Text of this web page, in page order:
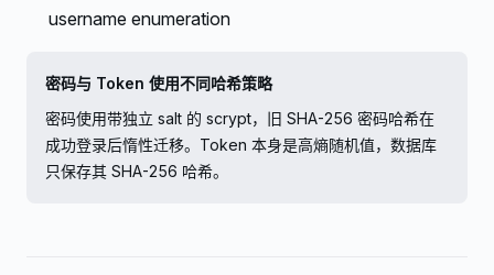
username enumeration
密码与 Token 使用不同哈希策略
密码使用带独立 salt 的 scrypt，旧 SHA-256 密码哈希在
成功登录后惰性迁移。Token 本身是高熵随机值，数据库
只保存其 SHA-256 哈希。